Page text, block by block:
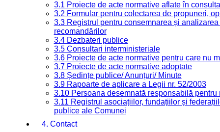
3.1 Proiecte de acte normative aflate în
3.2 Formular pentru colectarea de propuneri,
3.3 Registrul pentru consemnarea și
recomandărilor
3.4 Dezbateri publice
3.5 Consultari interministeriale
3.6 Proiecte de acte normative pentru care nu
3.7 Proiecte de acte normative adoptate
3.8 Ședințe publice/ Anunțuri/ Minute
3.9 Rapoarte de aplicare a Legii nr. 52/2003
3.10 Persoana desemnată responsabilă
3.11 Registrul asociațiilor, fundațiilor și
publice ale Comunei
4. Contact